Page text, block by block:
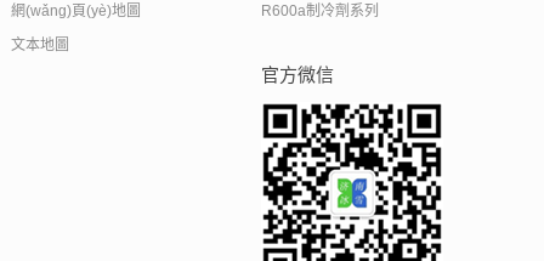
網(wǎng)頁(yè)地圖
文本地圖
R600a制冷劑系列
官方微信